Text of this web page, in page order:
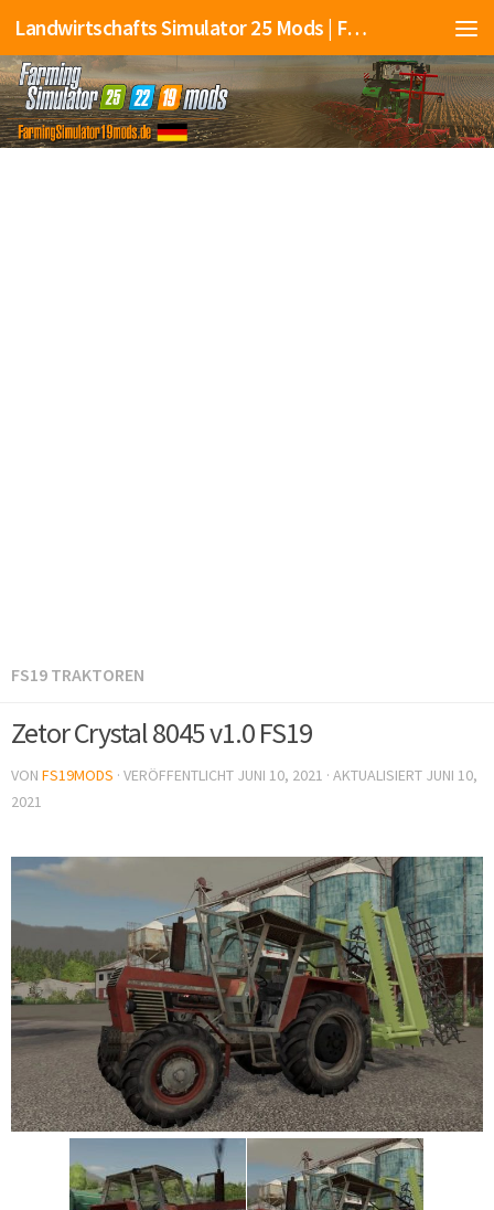
Landwirtschafts Simulator 25 Mods | Farming Simulator 25 Mods | FS25 Mods
FS19 TRAKTOREN
Zetor Crystal 8045 v1.0 FS19
VON FS19MODS · VERÖFFENTLICHT JUNI 10, 2021 · AKTUALISIERT JUNI 10,
2021